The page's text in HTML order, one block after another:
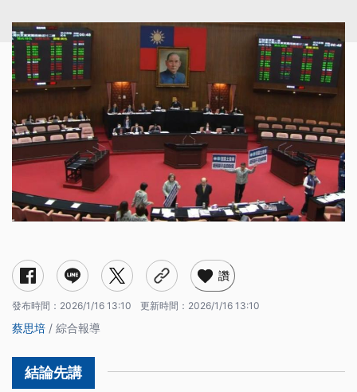
讚
發布時間： 2026/1/16 13:10 更新時間： 2026/1/16 13:10
蔡思培 / 綜合報導